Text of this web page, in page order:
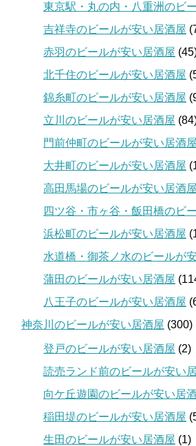
東京駅・丸の内・八重洲のビ
吉祥寺のビールが安い居酒屋
赤羽のビールが安い居酒屋
北千住のビールが安い居酒屋
錦糸町のビールが安い居酒屋
立川のビールが安い居酒屋
門前仲町のビールが安い居酒屋
大井町のビールが安い居酒屋
高田馬場のビールが安い居酒屋
四ツ谷・市ヶ谷・飯田橋のビ
浜松町のビールが安い居酒屋
水道橋・御茶ノ水のビールが
蒲田のビールが安い居酒屋
八王子のビールが安い居酒屋
神奈川のビールが安い居酒屋 (300)
登戸のビールが安い居酒屋 (2)
読売ランド前のビールが安い
向ケ丘遊園のビールが安い居
稲田堤のビールが安い居酒屋
生田のビールが安い居酒屋 (1)